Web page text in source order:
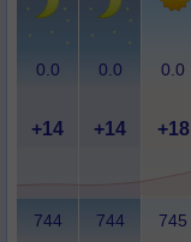
0.0 0.0 0.0
+14 +14 +18
744 744 745